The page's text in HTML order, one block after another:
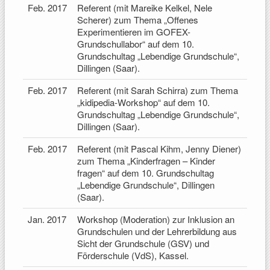
Feb. 2017
Referent (mit Mareike Kelkel, Nele
Scherer) zum Thema „Offenes
Experimentieren im GOFEX-
Grundschullabor“ auf dem 10.
Grundschultag „Lebendige Grundschule“,
Dillingen (Saar).
Feb. 2017
Referent (mit Sarah Schirra) zum Thema
„kidipedia-Workshop“ auf dem 10.
Grundschultag „Lebendige Grundschule“,
Dillingen (Saar).
Feb. 2017
Referent (mit Pascal Kihm, Jenny Diener)
zum Thema „Kinderfragen – Kinder
fragen“ auf dem 10. Grundschultag
„Lebendige Grundschule“, Dillingen
(Saar).
Jan. 2017
Workshop (Moderation) zur Inklusion an
Grundschulen und der Lehrerbildung aus
Sicht der Grundschule (GSV) und
Förderschule (VdS), Kassel.